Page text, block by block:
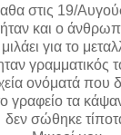
στις 19/
και ο
για το
γραμματικός
ονόματά που
γραφείο τα
δεν σώθηκε